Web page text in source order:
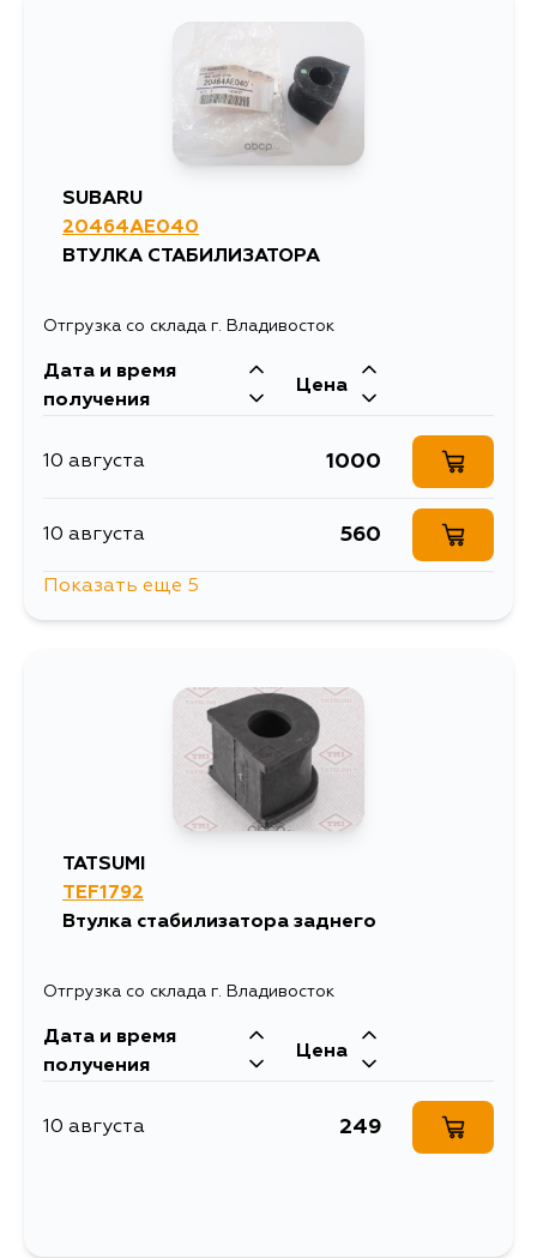
SUBARU
20464AE040
ВТУЛКА СТАБИЛИЗАТОРА
Отгрузка со склада г. Владивосток
Дата и время
получения
Цена
10 августа 1000
10 августа 560
1346
745
5 сентября
Показать еще 5
TATSUMI
TEF1792
Втулка стабилизатора заднего
Отгрузка со склада г. Владивосток
Дата и время
получения
Цена
10 августа 249